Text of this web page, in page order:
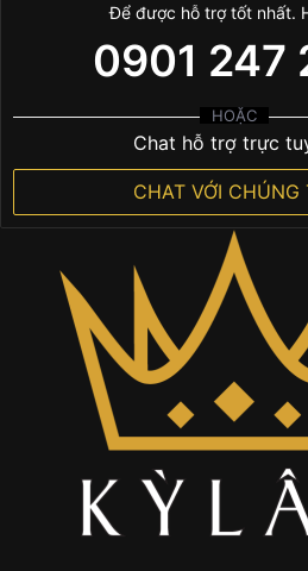
Để được hỗ trợ tốt nhất.
0901 247
HOẶC
Chat hỗ trợ trực
CHAT VỚI CHÚNG